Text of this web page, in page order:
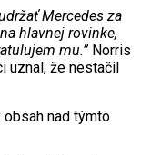
Mercedes za
hlavnej rovinke,
mu.”Norris
uznal, že nestačil
nad týmto